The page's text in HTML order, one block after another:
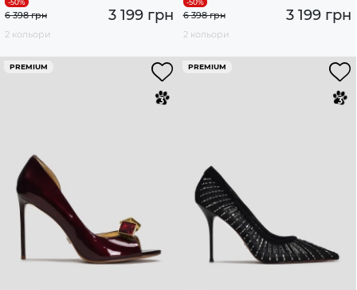
3 199 грн
6 398 грн
2 кольори
3 199 грн
6 398 грн
2 кольори
PREMIUM PREMIUM